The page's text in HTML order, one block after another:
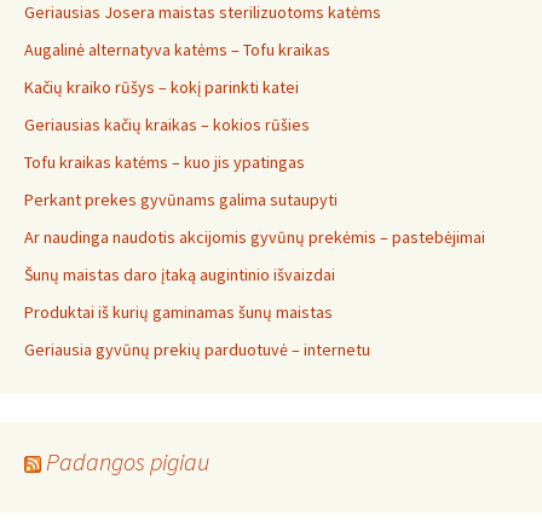
Geriausias Josera maistas sterilizuotoms katėms
Augalinė alternatyva katėms – Tofu kraikas
Kačių kraiko rūšys – kokį parinkti katei
Geriausias kačių kraikas – kokios rūšies
Tofu kraikas katėms – kuo jis ypatingas
Perkant prekes gyvūnams galima sutaupyti
Ar naudinga naudotis akcijomis gyvūnų prekėmis – pastebėjimai
Šunų maistas daro įtaką augintinio išvaizdai
Produktai iš kurių gaminamas šunų maistas
Geriausia gyvūnų prekių parduotuvė – internetu
Padangos pigiau